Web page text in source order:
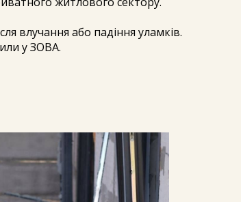
влучання або падіння уламків.
у ЗОВА.